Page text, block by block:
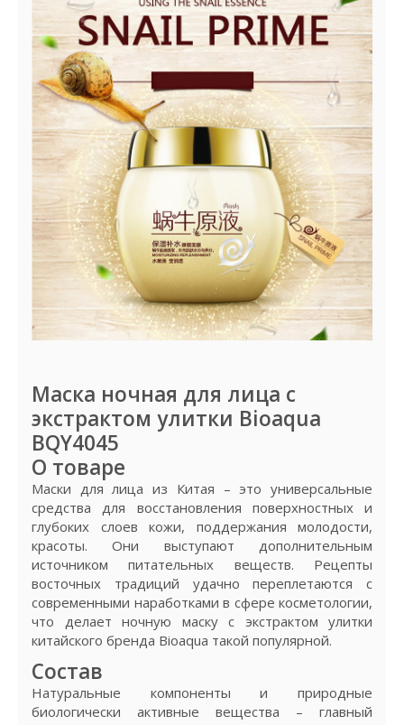
Маска ночная для лица с
экстрактом улитки Bioaqua
BQY4045
О товаре
Маски для лица из Китая – это универсальные
средства для восстановления поверхностных и
глубоких слоев кожи, поддержания молодости,
красоты. Они выступают дополнительным
источником питательных веществ. Рецепты
восточных традиций удачно переплетаются с
современными наработками в сфере косметологии,
что делает ночную маску с экстрактом улитки
китайского бренда Bioaqua такой популярной.
Состав
Натуральные компоненты и природные
биологически активные вещества – главный